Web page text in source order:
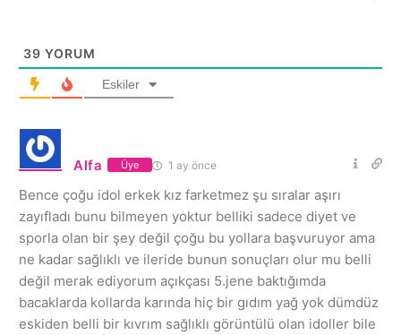
39 YORUM
Eskiler
Alfa Üye 1 ay önce
Bence çoğu idol erkek kız farketmez şu sıralar aşırı
zayıfladı bunu bilmeyen yoktur belliki sadece diyet ve
sporla olan bir şey değil çoğu bu yollara başvuruyor ama
ne kadar sağlıklı ve ileride bunun sonuçları olur mu belli
değil merak ediyorum açıkçası 5.jene baktığımda
bacaklarda kollarda karında hiç bir gıdım yağ yok dümdüz
eskiden belli bir kıvrım sağlıklı görüntülü olan idoller bile